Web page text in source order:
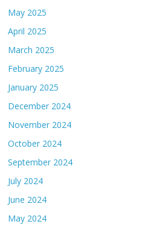
May 2025
April 2025
March 2025
February 2025
January 2025
December 2024
November 2024
October 2024
September 2024
July 2024
June 2024
May 2024